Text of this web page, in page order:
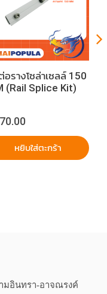
อรางโซล่าเซลล์ 150
(Rail Splice Kit)
หยิบใส่ตะกร้า
มอินทรา-อาจณรงค์